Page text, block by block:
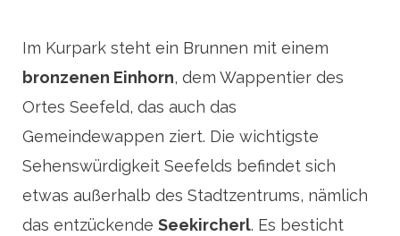
Im Kurpark steht ein Brunnen mit einem
bronzenen Einhorn, dem Wappentier des
Ortes Seefeld, das auch das
Gemeindewappen ziert. Die wichtigste
Sehenswürdigkeit Seefelds befindet sich
etwas außerhalb des Stadtzentrums, nämlich
das entzückende Seekircherl. Es besticht